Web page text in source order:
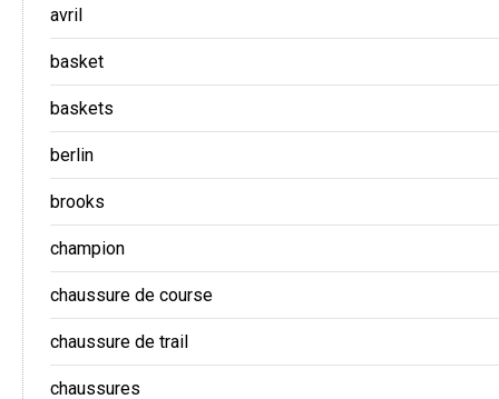
avril
basket
baskets
berlin
brooks
champion
chaussure de course
chaussure de trail
chaussures